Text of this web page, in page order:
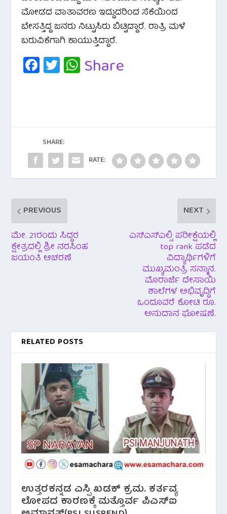
ಮೋಡದ ವಾತಾವರಣ ಇದ್ದುದರಿಂದ ಸೆಕೆಯಿಂದ
ಬೇಸತ್ತಿದ್ದ ಜನರು ನಿಟ್ಟುಸಿರು ಬಿಟ್ಟಿದ್ದಾರೆ. ರಾತ್ರಿ ಮಳೆ
ಬರುವಿಕೆಗಾಗಿ ಕಾಯುತ್ತಿದ್ದಾರೆ.
Fa
c
o
o
k
T
wi
W
A
p
p
Share
SHARE:
RATE:
PREVIOUS
ಮೇ. 21ರಂದು ಸಿದ್ದರ
ಕ್ಷೇತ್ರದಲ್ಲಿ ಶ್ರೀ ನರಸಿಂಹ
ಜಯಂತಿ ಆಚರಣೆ
NEXT
ಎಸ್ಎಸ್ಎಲ್ಸಿ ಪರೀಕ್ಷೆಯಲ್ಲಿ
top rank ಪಡೆದ
ವಿದ್ಯಾರ್ಥಿಗಳಿಗೆ
ಮುಖ್ಯಮಂತ್ರಿ ಸನ್ಮಾನ.
ಮೊರಾರ್ಜಿ ದೇಸಾಯಿ
ಶಾಲೆಗಳ ಅಭಿವೃದ್ಧಿಗೆ
ಒಂದೂವರೆ ಕೋಟಿ ರೂ.
ಅನುದಾನ ಘೋಷಣೆ.
RELATED POSTS
ಉತ್ತರಕನ್ನಡ ಎಸ್ಪಿ ಖಡಕ್ ಕ್ರಮ. ಕರ್ತವ್ಯ
ಲೋಪದ ಕಾರಣಕ್ಕೆ ಮತ್ತೊರ್ವ ಪಿಎಸ್ಐ